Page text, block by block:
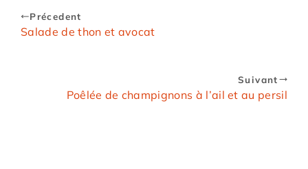
Précedent
Salade de thon et avocat
Suivant
Poêlée de champignons à l’ail et au persil